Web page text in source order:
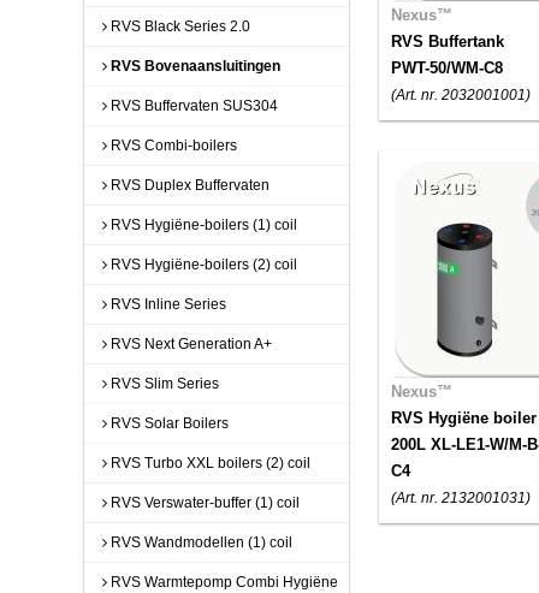
RVS Black Series 2.0
RVS Bovenaansluitingen
RVS Buffervaten SUS304
RVS Combi-boilers
RVS Duplex Buffervaten
RVS Hygiëne-boilers (1) coil
RVS Hygiëne-boilers (2) coil
RVS Inline Series
RVS Next Generation A+
RVS Slim Series
RVS Solar Boilers
RVS Turbo XXL boilers (2) coil
RVS Verswater-buffer (1) coil
RVS Wandmodellen (1) coil
RVS Warmtepomp Combi Hygiëne
Nexus™
RVS Buffertank
PWT-50/WM-C8
(Art. nr. 2032001001)
Nexus™
RVS Hygiëne boiler
200L XL-LE1-W/M-
C4
(Art. nr. 2132001031)